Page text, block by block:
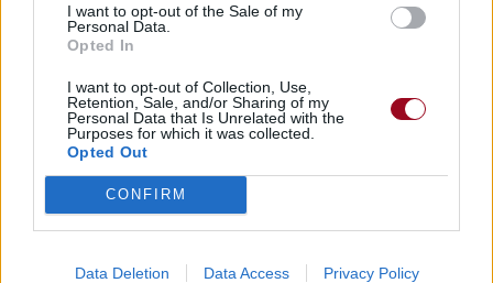
I want to opt-out of the Sale of my
Personal Data.
Opted In
I want to opt-out of Collection, Use,
Retention, Sale, and/or Sharing of my
Personal Data that Is Unrelated with the
Purposes for which it was collected.
Opted Out
CONFIRM
Data Deletion Data Access Privacy Policy
Commentaires
Dire «merci» pour cette traduction